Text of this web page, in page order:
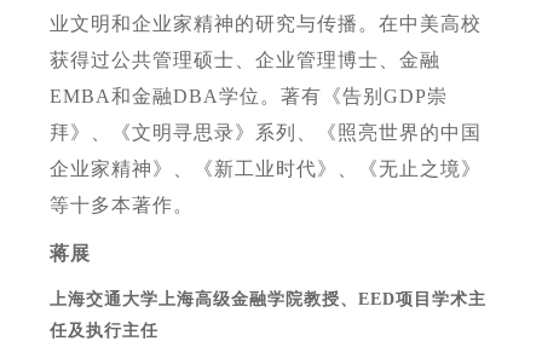
业文明和企业家精神的研究与传播。在中美高校
获得过公共管理硕士、企业管理博士、金融
EMBA和金融DBA学位。著有《告别GDP崇
拜》、《文明寻思录》系列、《照亮世界的中国
企业家精神》、《新工业时代》、《无止之境》
等十多本著作。
蒋展
上海交通大学上海高级金融学院教授、 EED项目学术主
任及执行主任